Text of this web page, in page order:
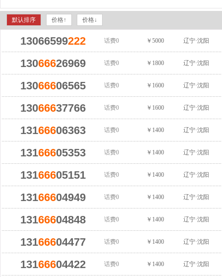
默认排序 价格↑ 价格↓
13066599222 话费0 ￥5000 辽宁·沈阳
13066626969 话费0 ￥1800 辽宁·沈阳
13066606565 话费0 ￥1600 辽宁·沈阳
13066637766 话费0 ￥1600 辽宁·沈阳
13166606363 话费0 ￥1400 辽宁·沈阳
13166605353 话费0 ￥1400 辽宁·沈阳
13166605151 话费0 ￥1400 辽宁·沈阳
13166604949 话费0 ￥1400 辽宁·沈阳
13166604848 话费0 ￥1400 辽宁·沈阳
13166604477 话费0 ￥1400 辽宁·沈阳
13166604422 话费0 ￥1400 辽宁·沈阳